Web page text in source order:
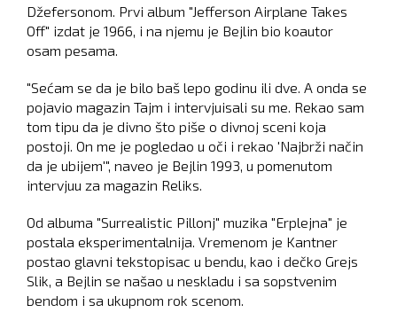
Džefersonom. Prvi album "Jefferson Airplane Takes
Off" izdat je 1966, i na njemu je Bejlin bio koautor
osam pesama.
"Sećam se da je bilo baš lepo godinu ili dve. A onda se
pojavio magazin Tajm i intervjuisali su me. Rekao sam
tom tipu da je divno što piše o divnoj sceni koja
postoji. On me je pogledao u oči i rekao 'Najbrži način
da je ubijem'", naveo je Bejlin 1993, u pomenutom
intervjuu za magazin Reliks.
Od albuma "Surrealistic Pillonj" muzika "Erplejna" je
postala eksperimentalnija. Vremenom je Kantner
postao glavni tekstopisac u bendu, kao i dečko Grejs
Slik, a Bejlin se našao u neskladu i sa sopstvenim
bendom i sa ukupnom rok scenom.